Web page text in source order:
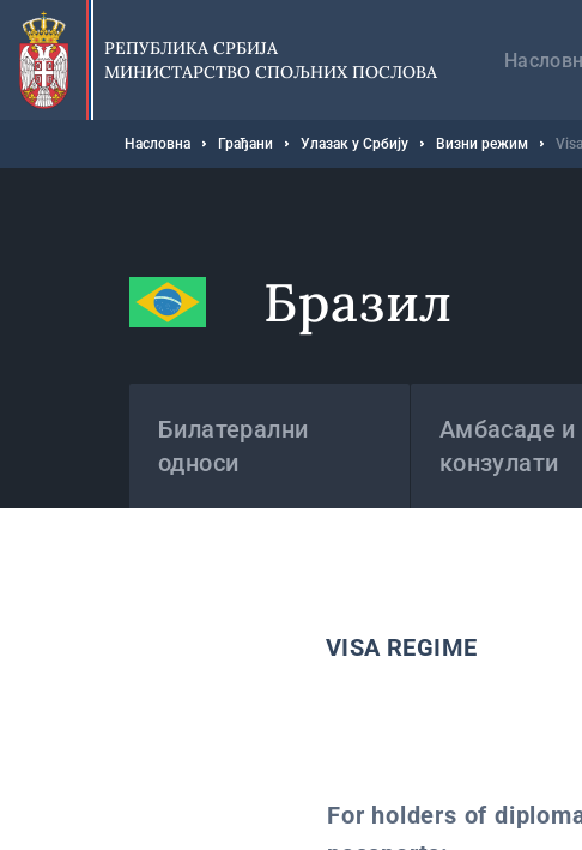
Прескочи
главни
део
садржаја
РЕПУБЛИКА СРБИЈА
МИНИСТАРСТВО СПОЉНИХ ПОСЛОВА
Мрвице
Насловна Грађани Улазак у Србију Визни режим
Бразил
Билатерални
односи
Амбасаде и
конзулати
VISA REGIME
For holders of